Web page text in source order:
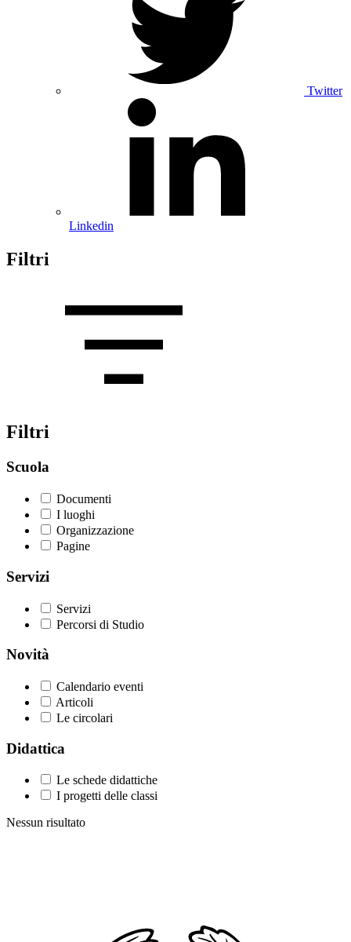
Twitter
Linkedin
Filtri
Filtri
Scuola
Documenti
I luoghi
Organizzazione
Pagine
Servizi
Servizi
Percorsi di Studio
Novità
Calendario eventi
Articoli
Le circolari
Didattica
Le schede didattiche
I progetti delle classi
Nessun risultato